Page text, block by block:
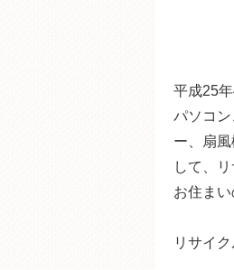
平成25
パソコ
ー、扇
して、
お住ま
リサイ